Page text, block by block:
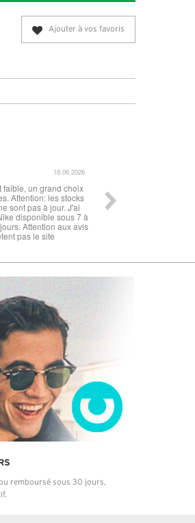
Ajouter à vos favoris
15.06.2026
le produit commandé
. merci
remboursé sous 30 jours,